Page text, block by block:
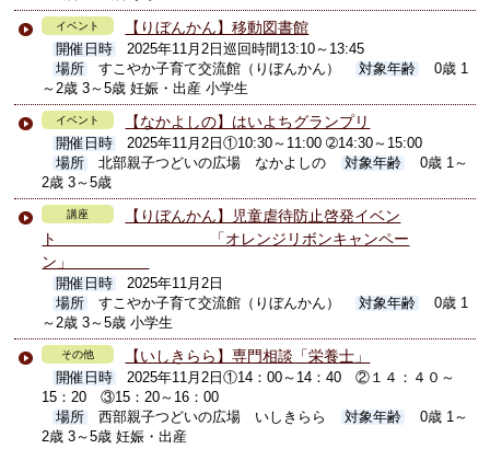
イベント 【りぼんかん】移動図書館
開催日時
2025年11月2日巡回時間13:10～13:45
場所
すこやか子育て交流館（りぼんかん） 対象年齢
0歳 1
～2歳 3～5歳 妊娠・出産 小学生
イベント 【なかよしの】はいよちグランプリ
開催日時
2025年11月2日①10:30～11:00 ➁14:30～15:00
場所
北部親子つどいの広場 なかよしの 対象年齢
0歳 1～
2歳 3～5歳
講座
【りぼんかん】児童虐待防止啓発イベン
ト 「オレンジリボンキャンペー
ン」
開催日時
2025年11月2日
場所
すこやか子育て交流館（りぼんかん） 対象年齢
0歳 1
～2歳 3～5歳 小学生
その他 【いしきらら】専門相談「栄養士」
開催日時
2025年11月2日①14：00～14：40 ②１４：４０～
15：20 ③15：20～16：00
場所
西部親子つどいの広場 いしきらら 対象年齢
0歳 1～
2歳 3～5歳 妊娠・出産